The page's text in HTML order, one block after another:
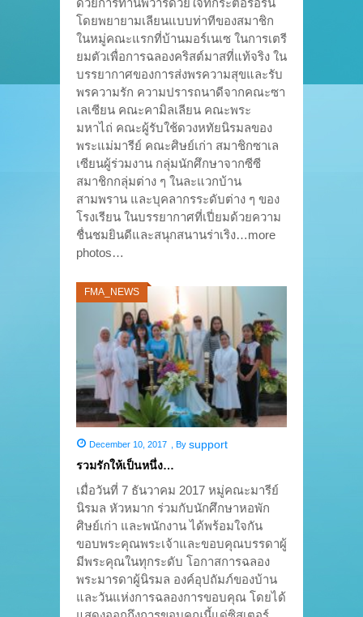
ด้วยการทำนพวารด้วยใจที่กระตือรือร้น
โดยพยายามเลียนแบบท่าทีของสมาชิก
ในหมู่คณะแรกที่บ้านมอร์เนเซ ในการเตรี
ยมตัวเพื่อการฉลองคริสต์มาสที่แท้จริง ใน
บรรยากาศของการส่งพรความสุขและรับ
พรความรัก ความปรารถนาดีจากคณะซา
เลเซียน คณะคามิลเลียน คณะพระ
มหาไถ่ คณะผู้รับใช้ดวงหทัยนิรมลของ
พระแม่มารีย์ คณะศิษย์เก่า สมาชิกซาเล
เซียนผู้ร่วมงาน กลุ่มนักศึกษาจากซีซี
สมาชิกกลุ่มต่าง ๆ ในละแวกบ้าน
สามพราน และบุคลากรระดับต่าง ๆ ของ
โรงเรียน ในบรรยากาศที่เปี่ยมด้วยความ
ชื่นชมยินดีและสนุกสนานร่าเริง…more
photos…
FMA_NEWS
December 10, 2017 By support
รวมรักให้เป็นหนึ่ง…
เมื่อวันที่ 7 ธันวาคม 2017 หมู่คณะมารีย์
นิรมล หัวหมาก ร่วมกับนักศึกษาหอพัก
ศิษย์เก่า และพนักงาน ได้พร้อมใจกัน
ขอบพระคุณพระเจ้าและขอบคุณบรรดาผู้
มีพระคุณในทุกระดับ โอกาสการฉลอง
พระมารดาผู้นิรมล องค์อุปถัมภ์ของบ้าน
และวันแห่งการฉลองการขอบคุณ โดยได้